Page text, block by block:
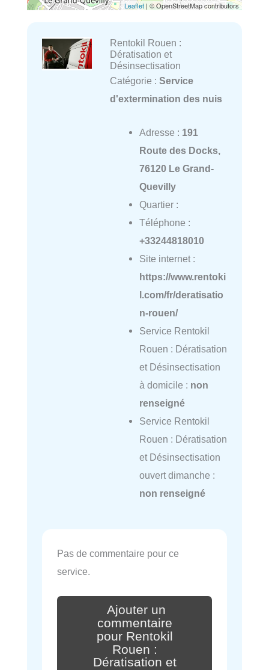
Leaflet | © OpenStreetMap contributors
Rentokil Rouen :
Dératisation et
Désinsectisation
Catégorie : Service
d'extermination des nuis
Adresse : 191
Route des Docks,
76120 Le Grand-
Quevilly
Quartier :
Téléphone :
+33244818010
Site internet :
https://www.rentoki
l.com/fr/deratisatio
n-rouen/
Service Rentokil
Rouen : Dératisation
et Désinsectisation
à domicile : non
renseigné
Service Rentokil
Rouen : Dératisation
et Désinsectisation
ouvert dimanche :
non renseigné
Pas de commentaire pour ce
service.
Ajouter un
commentaire
pour Rentokil
Rouen :
Dératisation et